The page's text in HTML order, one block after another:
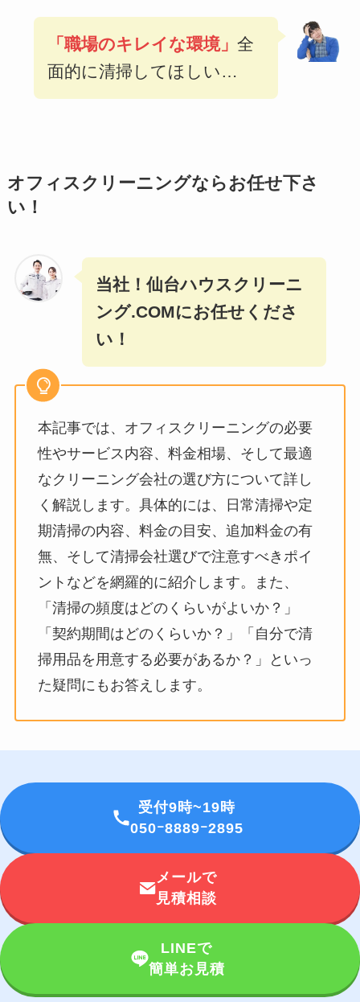
「職場のキレイな環境」 全
面的に清掃してほしい…
オフィスクリーニングならお任せ下さ
い！
当社！仙台ハウスクリーニ
ング.COMにお任せくださ
い！
本記事では、オフィスクリーニングの必要
性やサービス内容、料金相場、そして最適
なクリーニング会社の選び方について詳し
く解説します。具体的には、日常清掃や定
期清掃の内容、料金の目安、追加料金の有
無、そして清掃会社選びで注意すべきポイ
ントなどを網羅的に紹介します。また、
「清掃の頻度はどのくらいがよいか？」
「契約期間はどのくらいか？」「自分で清
掃用品を用意する必要があるか？」といっ
た疑問にもお答えします。
受付9時~19時
050ｰ8889ｰ2895
メールで
見積相談
LINEで
簡単お見積